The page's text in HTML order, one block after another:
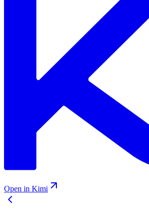
Open in Kimi